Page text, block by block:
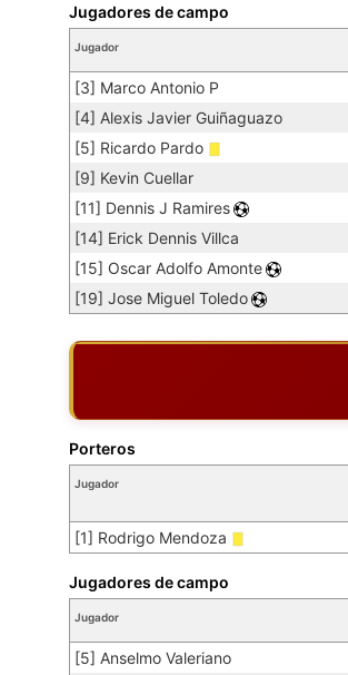
Jugador
[3] Marco Antonio P
[4] Alexis Javier Guiñaguazo
[5] Ricardo Pardo
[9] Kevin Cuellar
[11] Dennis J Ramires
[14] Erick Dennis Villca
[15] Oscar Adolfo Amonte
[19] Jose Miguel Toledo
Jugadores de campo
Jugador
[1] Rodrigo Mendoza
Porteros
Jugador
[5] Anselmo Valeriano
Jugadores de campo